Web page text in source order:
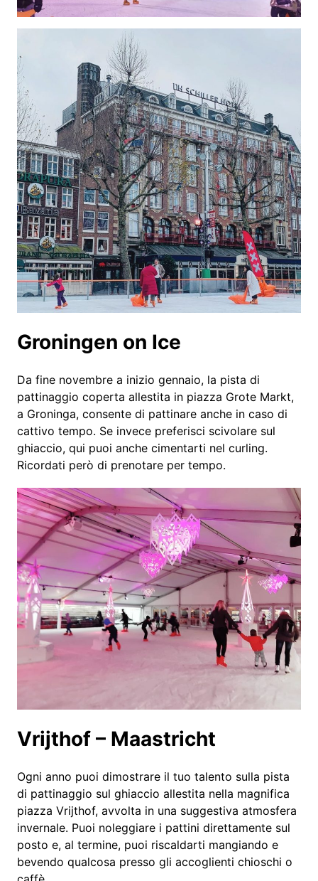
Groningen on Ice
Da fine novembre a inizio gennaio, la pista di
pattinaggio coperta allestita in piazza Grote Markt,
a Groninga, consente di pattinare anche in caso di
cattivo tempo. Se invece preferisci scivolare sul
ghiaccio, qui puoi anche cimentarti nel curling.
Ricordati però di prenotare per tempo.
Vrijthof – Maastricht
Ogni anno puoi dimostrare il tuo talento sulla pista
di pattinaggio sul ghiaccio allestita nella magnifica
piazza Vrijthof, avvolta in una suggestiva atmosfera
invernale. Puoi noleggiare i pattini direttamente sul
posto e, al termine, puoi riscaldarti mangiando e
bevendo qualcosa presso gli accoglienti chioschi o